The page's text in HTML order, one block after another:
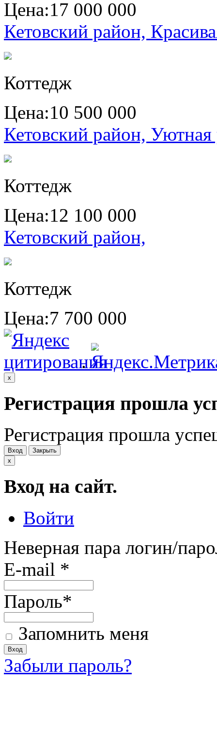
Цена:17 000 000
Кетовский район,
Коттедж
Цена:10 500 000
Кетовский район, Уютная
Коттедж
Цена:12 100 000
Кетовский район,
Коттедж
Цена:7 700 000
.
x
Регистрация прошла
Регистрация прошла
Вход
Закрыть
x
Вход на сайт.
Войти
Неверная пара логин/
E-mail *
Пароль*
Запомнить меня
Забыли пароль?